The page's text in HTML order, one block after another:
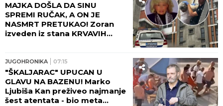
MAJKA DOŠLA DA SINU
SPREMI RUČAK, A ON JE
NASMRT PRETUKAO! Zoran
izveden iz stana KRVAVIH
"Zapomagala je na sav glas!"
(FOTO, VIDEO)
JUGOHRONIKA 07:15
"ŠKALJARAC" UPUCAN U
GLAVU NA BAZENU! Marko
Ljubiša Kan preživeo najmanje
šest atentata - bio meta